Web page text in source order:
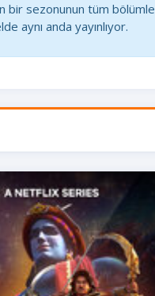
bir sezonunun tüm
aynı anda yayınlıyor.